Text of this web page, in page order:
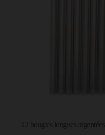
12 bougies longues argentées